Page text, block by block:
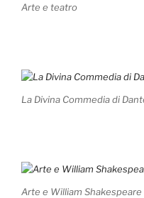
Arte e teatro
La Divina Commedia di
Arte e William Shakespeare